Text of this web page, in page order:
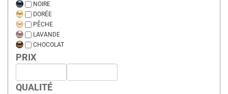
NOIRE
DORÉE
PÊCHE
LAVANDE
CHOCOLAT
PRIX
QUALITÉ